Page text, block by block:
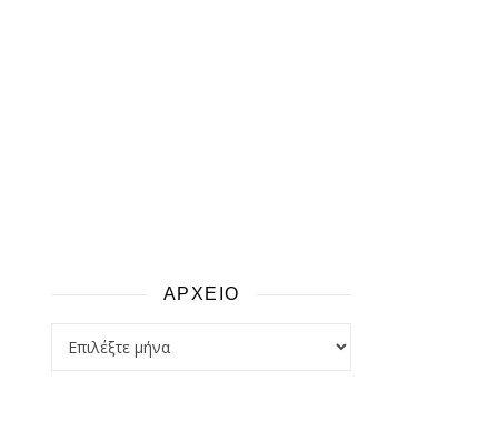
ΑΡΧΕΙΟ